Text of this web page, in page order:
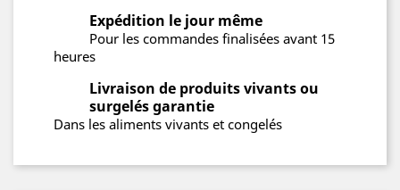
Expédition le jour même
Pour les commandes finalisées avant 15
heures
Livraison de produits vivants ou
surgelés garantie
Dans les aliments vivants et congelés